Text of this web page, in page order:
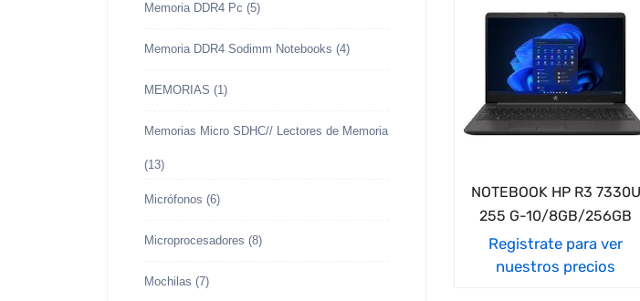
Memoria DDR4 Pc (5)
Memoria DDR4 Sodimm Notebooks (4)
MEMORIAS (1)
Memorias Micro SDHC// Lectores de Memoria
(13)
Micrófonos (6)
Microprocesadores (8)
Mochilas (7)
NOTEBOOK HP R3 7330U
255 G-10/8GB/256GB
Registrate para ver
nuestros precios